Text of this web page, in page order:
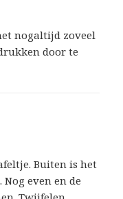
nogaltijd zoveel
door te
Buiten is het
even en de